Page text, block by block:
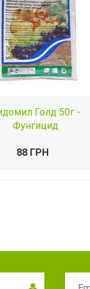
Голд 50г -
Фунгицид
88 ГРН